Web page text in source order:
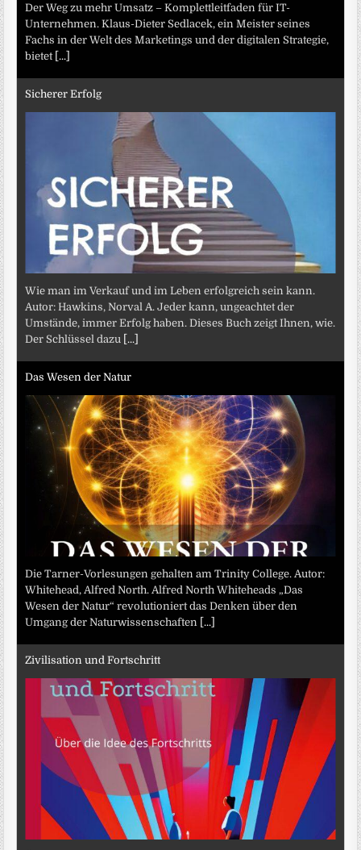
Der Weg zu mehr Umsatz – Komplettleitfaden für IT-
Unternehmen. Klaus-Dieter Sedlacek, ein Meister seines
Fachs in der Welt des Marketings und der digitalen Strategie,
bietet [...]
Sicherer Erfolg
Wie man im Verkauf und im Leben erfolgreich sein kann.
Autor: Hawkins, Norval A. Jeder kann, ungeachtet der
Umstände, immer Erfolg haben. Dieses Buch zeigt Ihnen, wie.
Der Schlüssel dazu [...]
Das Wesen der Natur
Die Tarner-Vorlesungen gehalten am Trinity College. Autor:
Whitehead, Alfred North. Alfred North Whiteheads „Das
Wesen der Natur“ revolutioniert das Denken über den
Umgang der Naturwissenschaften [...]
Zivilisation und Fortschritt